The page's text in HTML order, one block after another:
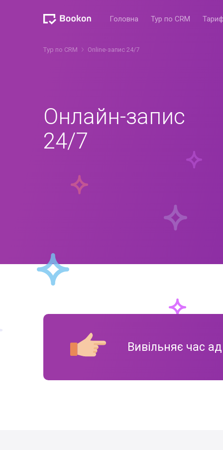
Головна Тур по CRM
Тур по CRM Online-запис 24/7
Онлайн-запис
24/7
Вивільняє час